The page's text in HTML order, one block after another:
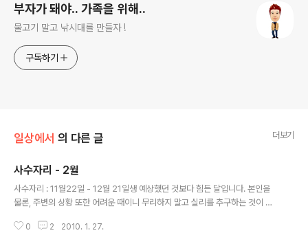
부자가 돼야.. 가족을 위해..
물고기 말고 낚시대를 만들자 !
구독하기
일상에서 의 다른 글 더보기
사수자리 - 2월
사수자리 : 11월22일 - 12월 21일생 예상했던 것보다 힘든 달입니다. 본인을
물론, 주변의 상황 또한 어려운 때이니 무리하지 말고 실리를 추구하는 것이 최
나친 욕심은 자기 자신을 망칠 수가 있습니다. 특히 금전관계로 인하여 인간 관
0 2 2010. 1. 27.